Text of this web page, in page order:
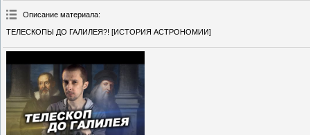
Описание материала:
ТЕЛЕСКОПЫ ДО ГАЛИЛЕЯ?! [ИСТОРИЯ АСТРОНОМИИ]